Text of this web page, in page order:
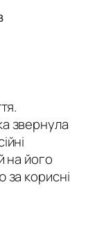
звернула
на його
корисні